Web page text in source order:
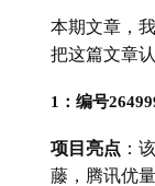
本期文章，
把这篇文章认
1：编号
项目亮点 ：
藤，腾讯优